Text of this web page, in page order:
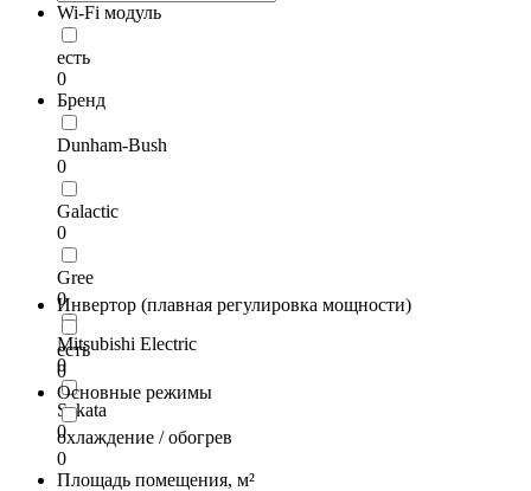
Wi-Fi модуль
есть
0
Бренд
Dunham-Bush
0
Galactic
0
Gree
0
Mitsubishi Electric
0
Sakata
0
Инвертор (плавная регулировка мощности)
есть
0
Основные режимы
охлаждение / обогрев
0
Площадь помещения, м²